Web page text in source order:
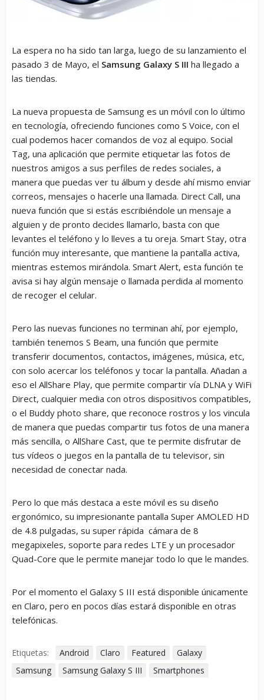
La espera no ha sido tan larga, luego de su lanzamiento el
pasado 3 de Mayo, el Samsung Galaxy S III ha llegado a
las tiendas.
La nueva propuesta de Samsung es un móvil con lo último
en tecnología, ofreciendo funciones como S Voice, con el
cual podemos hacer comandos de voz al equipo. Social
Tag, una aplicación que permite etiquetar las fotos de
nuestros amigos a sus perfiles de redes sociales, a
manera que puedas ver tu álbum y desde ahí mismo enviar
correos, mensajes o hacerle una llamada. Direct Call, una
nueva función que si estás escribiéndole un mensaje a
alguien y de pronto decides llamarlo, basta con que
levantes el teléfono y lo lleves a tu oreja. Smart Stay, otra
función muy interesante, que mantiene la pantalla activa,
mientras estemos mirándola. Smart Alert, esta función te
avisa si hay algún mensaje o llamada perdida al momento
de recoger el celular.
Pero las nuevas funciones no terminan ahí, por ejemplo,
también tenemos S Beam, una función que permite
transferir documentos, contactos, imágenes, música, etc,
con solo acercar los teléfonos y tocar la pantalla. Añadan a
eso el AllShare Play, que permite compartir vía DLNA y WiFi
Direct, cualquier media con otros dispositivos compatibles,
o el Buddy photo share, que reconoce rostros y los vincula
de manera que puedas compartir tus fotos de una manera
más sencilla, o AllShare Cast, que te permite disfrutar de
tus vídeos o juegos en la pantalla de tu televisor, sin
necesidad de conectar nada.
Pero lo que más destaca a este móvil es su diseño
ergonómico, su impresionante pantalla Super AMOLED HD
de 4.8 pulgadas, su super rápida cámara de 8
megapixeles, soporte para redes LTE y un procesador
Quad-Core que le permite manejar todo lo que le mandes.
Por el momento el Galaxy S III está disponible únicamente
en Claro, pero en pocos días estará disponible en otras
telefónicas.
Etiquetas: Android Claro Featured
Galaxy
Samsung
Samsung Galaxy S III Smartphones